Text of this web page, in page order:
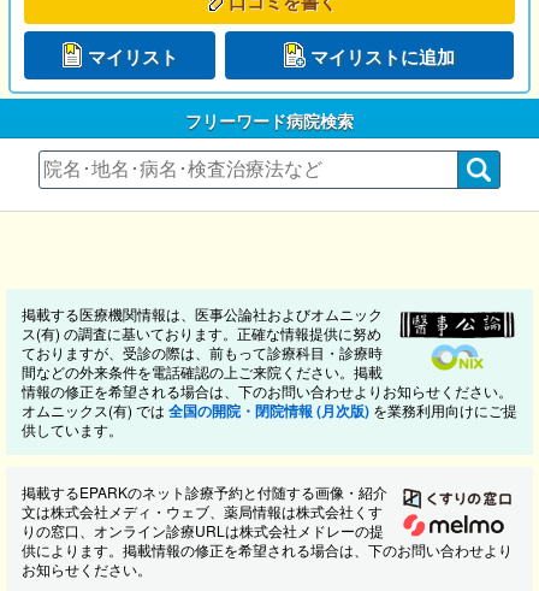
マイリスト マイリストに追加
フリーワード病院検索
掲載する医療機関情報は、医事公論社およびオムニック
ス(有) の調査に基いております。正確な情報提供に努め
ておりますが、受診の際は、前もって診療科目・診療時
間などの外来条件を電話確認の上ご来院ください。掲載
情報の修正を希望される場合は、下のお問い合わせよりお知らせください。
オムニックス(有) では 全国の開院・閉院情報 (月次版) を業務利用向けにご提
供しています。
掲載するEPARKのネット診療予約と付随する画像・紹介
文は株式会社メディ・ウェブ、薬局情報は株式会社くす
りの窓口、オンライン診療URLは株式会社メドレーの提
供によります。掲載情報の修正を希望される場合は、下のお問い合わせより
お知らせください。